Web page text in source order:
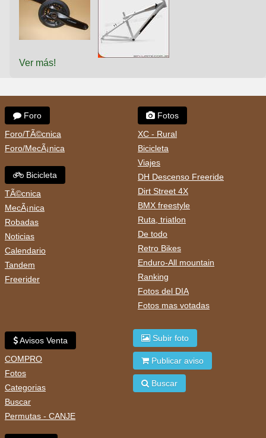
Ver más!
Foro
Foro/TÃ©cnica
Foro/MecÃ¡nica
Bicicleta
TÃ©cnica
MecÃ¡nica
Robadas
Noticias
Calendario
Tandem
Freerider
Fotos
XC - Rural
Bicicleta
Viajes
DH Descenso Freeride
Dirt Street 4X
BMX freestyle
Ruta, triatlon
De todo
Retro Bikes
Enduro-All mountain
Ranking
Fotos del DIA
Fotos mas votadas
Avisos Venta
COMPRO
Fotos
Categorias
Buscar
Permutas - CANJE
Subir foto
Publicar aviso
Buscar